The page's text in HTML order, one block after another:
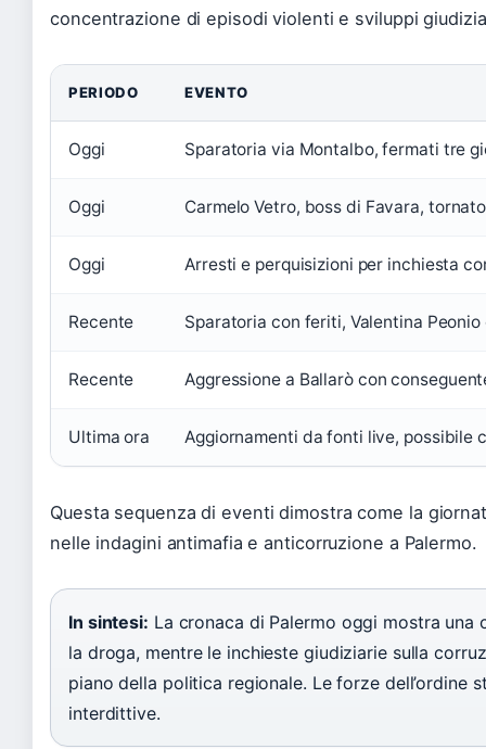
concentrazione di episodi violenti e sviluppi
PERIODO EVENTO
Oggi Sparatoria via Montalbo, fermati tre
Oggi Carmelo Vetro, boss di Favara,
Oggi Arresti e perquisizioni per inchiesta
Recente Sparatoria con feriti, Valentina
Recente Aggressione a Ballarò con
Ultima ora Aggiornamenti da fonti live, possibile
Questa sequenza di eventi dimostra come la
nelle indagini antimafia e anticorruzione a Palermo.
In sintesi: La cronaca di Palermo oggi mostra
la droga, mentre le inchieste giudiziarie sulla
piano della politica regionale. Le forze
interdittive.